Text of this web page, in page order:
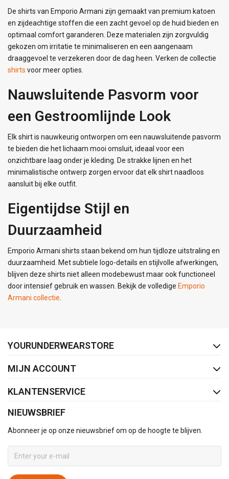
De shirts van Emporio Armani zijn gemaakt van premium katoen
en zijdeachtige stoffen die een zacht gevoel op de huid bieden en
optimaal comfort garanderen. Deze materialen zijn zorgvuldig
gekozen om irritatie te minimaliseren en een aangenaam
draaggevoel te verzekeren door de dag heen. Verken de collectie
shirts voor meer opties.
Nauwsluitende Pasvorm voor
een Gestroomlijnde Look
Elk shirt is nauwkeurig ontworpen om een nauwsluitende pasvorm
te bieden die het lichaam mooi omsluit, ideaal voor een
onzichtbare laag onder je kleding. De strakke lijnen en het
minimalistische ontwerp zorgen ervoor dat elk shirt naadloos
aansluit bij elke outfit.
Eigentijdse Stijl en
Duurzaamheid
Emporio Armani shirts staan bekend om hun tijdloze uitstraling en
duurzaamheid. Met subtiele logo-details en stijlvolle afwerkingen,
blijven deze shirts niet alleen modebewust maar ook functioneel
door intensief gebruik en wassen. Bekijk de volledige Emporio
Armani collectie
YOURUNDERWEARSTORE
MIJN ACCOUNT
KLANTENSERVICE
NIEUWSBRIEF
Abonneer je op onze nieuwsbrief om op de hoogte te blijven.